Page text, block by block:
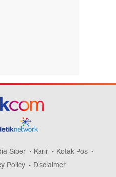
Siber Karir
Kotak Pos
Policy Disclaimer